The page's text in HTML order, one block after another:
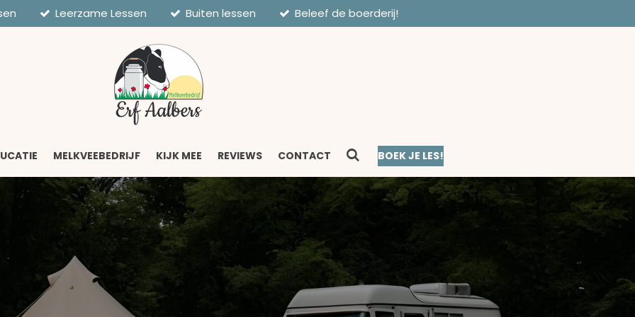
Leerzame Lessen Buiten lessen Beleef de boerderij!
MELKVEEBEDRIJF KIJK MEE REVIEWS CONTACT BOEK JE LES!